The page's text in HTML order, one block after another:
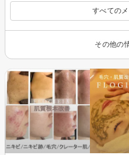
すべての
その他の